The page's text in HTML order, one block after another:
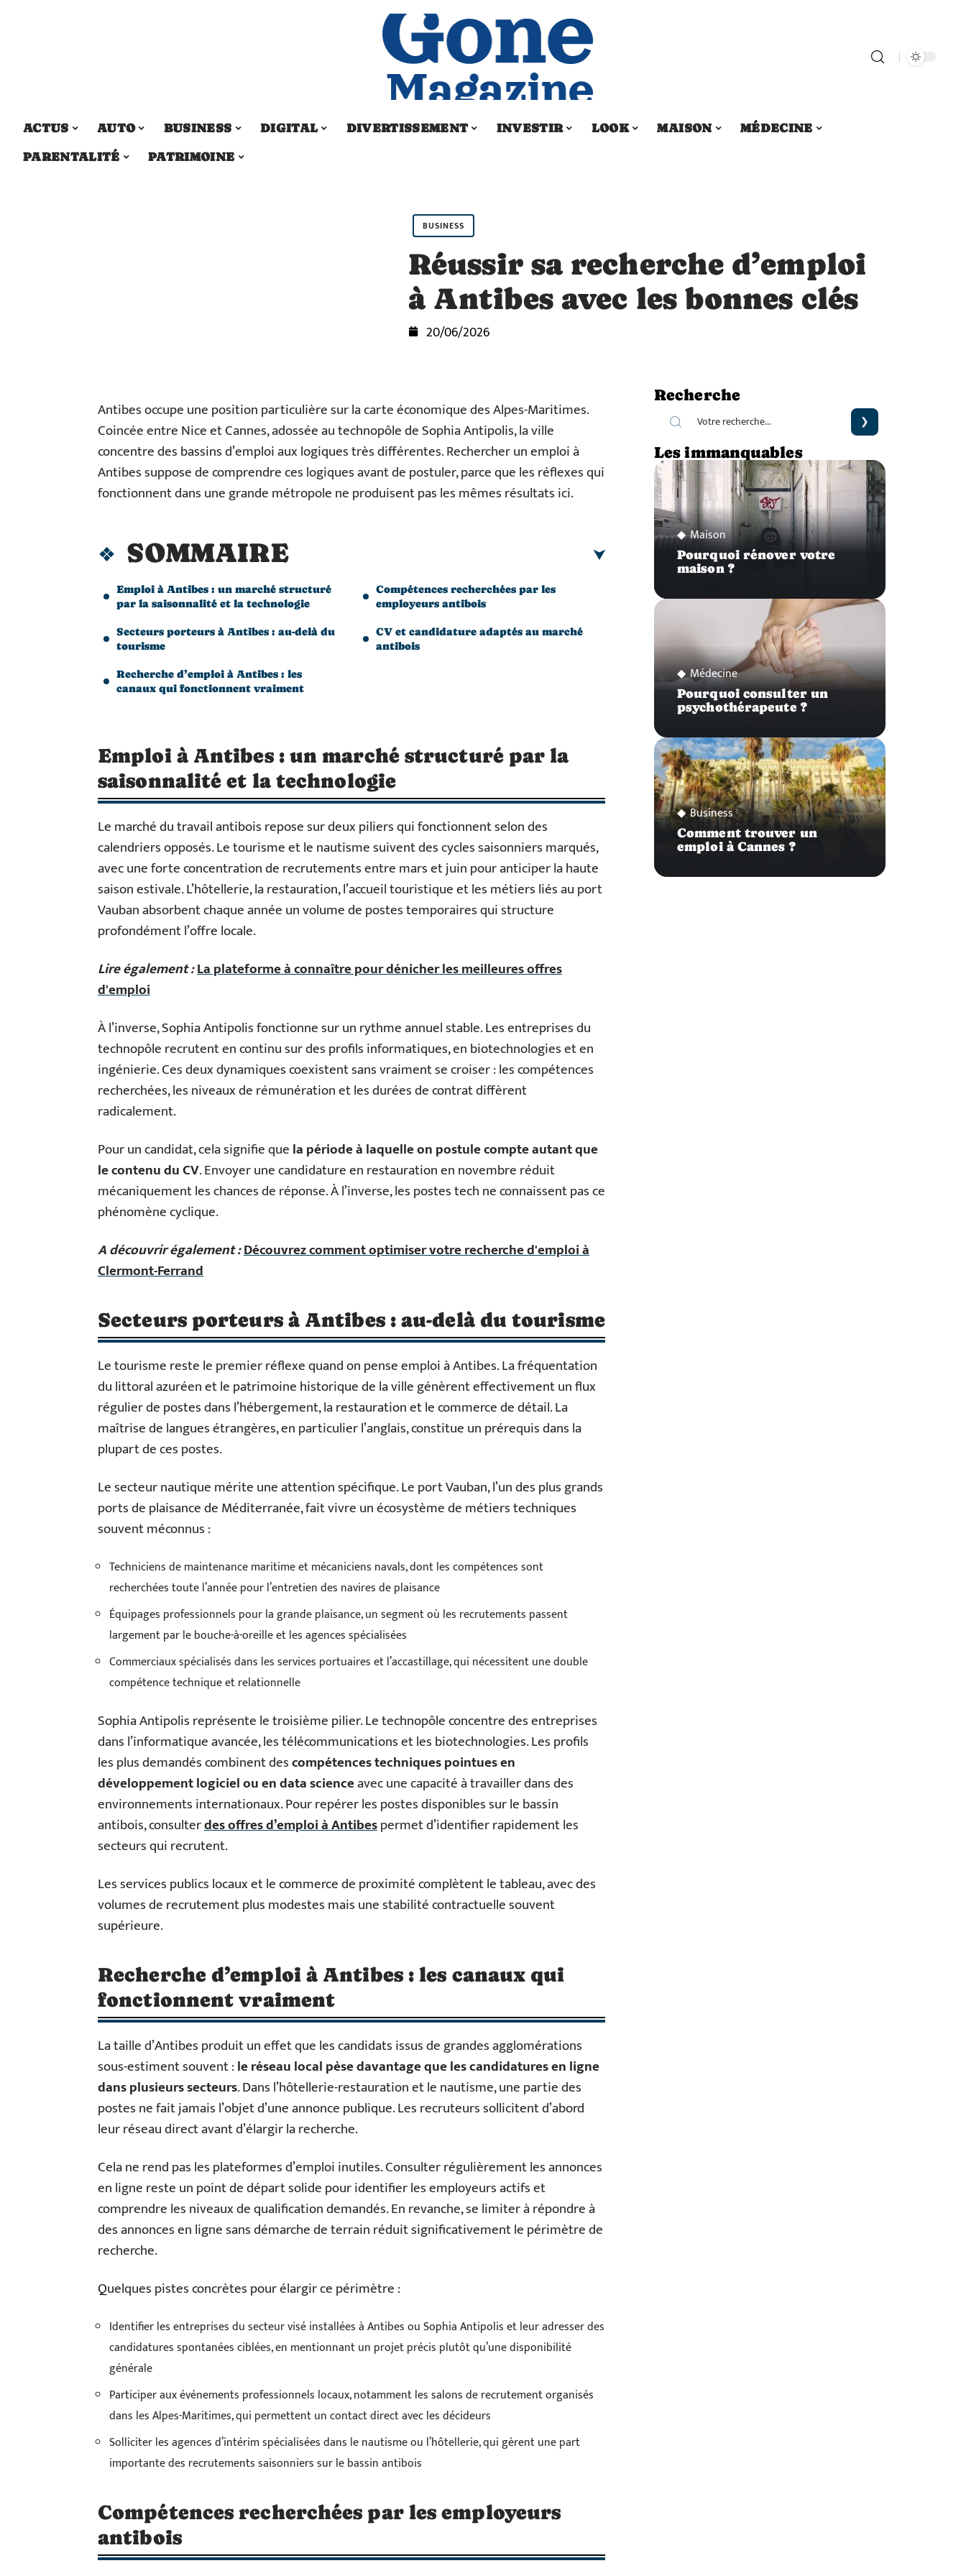
ACTUS AUTO BUSINESS DIGITAL DIVERTISSEMENT INVESTIR LOOK MAISON
MÉDECINE
PARENTALITÉ
PATRIMOINE
BUSINESS
Réussir sa recherche d’emploi
à Antibes avec les bonnes clés
20/06/2026
Antibes occupe une position particulière sur la carte économique des Alpes-Maritimes.
Coincée entre Nice et Cannes, adossée au technopôle de Sophia Antipolis, la ville
concentre des bassins d’emploi aux logiques très différentes. Rechercher un emploi à
Antibes suppose de comprendre ces logiques avant de postuler, parce que les réflexes qui
fonctionnent dans une grande métropole ne produisent pas les mêmes résultats ici.
SOMMAIRE
Emploi à Antibes : un marché structuré
par la saisonnalité et la technologie
Secteurs porteurs à Antibes : au-delà du
tourisme
Recherche d’emploi à Antibes : les
canaux qui fonctionnent vraiment
Compétences recherchées par les
employeurs antibois
CV et candidature adaptés au marché
antibois
Emploi à Antibes : un marché structuré par la
saisonnalité et la technologie
Le marché du travail antibois repose sur deux piliers qui fonctionnent selon des
calendriers opposés. Le tourisme et le nautisme suivent des cycles saisonniers marqués,
avec une forte concentration de recrutements entre mars et juin pour anticiper la haute
saison estivale. L’hôtellerie, la restauration, l’accueil touristique et les métiers liés au port
Vauban absorbent chaque année un volume de postes temporaires qui structure
profondément l’offre locale.
Lire également :La plateforme à connaître pour dénicher les meilleures offres
d'emploi
À l’inverse, Sophia Antipolis fonctionne sur un rythme annuel stable. Les entreprises du
technopôle recrutent en continu sur des profils informatiques, en biotechnologies et en
ingénierie. Ces deux dynamiques coexistent sans vraiment se croiser : les compétences
recherchées, les niveaux de rémunération et les durées de contrat diffèrent
radicalement.
Pour un candidat, cela signifie quela période à laquelle on postule compte autant que
le contenu du CV. Envoyer une candidature en restauration en novembre réduit
mécaniquement les chances de réponse. À l’inverse, les postes tech ne connaissent pas ce
phénomène cyclique.
A découvrir également :Découvrez comment optimiser votre recherche d'emploi à
Clermont-Ferrand
Secteurs porteurs à Antibes : au-delà du tourisme
Le tourisme reste le premier réflexe quand on pense emploi à Antibes. La fréquentation
du littoral azuréen et le patrimoine historique de la ville génèrent effectivement un flux
régulier de postes dans l’hébergement, la restauration et le commerce de détail. La
maîtrise de langues étrangères, en particulier l’anglais, constitue un prérequis dans la
plupart de ces postes.
Le secteur nautique mérite une attention spécifique. Le port Vauban, l’un des plus grands
ports de plaisance de Méditerranée, fait vivre un écosystème de métiers techniques
souvent méconnus :
Techniciens de maintenance maritime et mécaniciens navals, dont les compétences sont
recherchées toute l’année pour l’entretien des navires de plaisance
Équipages professionnels pour la grande plaisance, un segment où les recrutements passent
largement par le bouche-à-oreille et les agences spécialisées
Commerciaux spécialisés dans les services portuaires et l’accastillage, qui nécessitent une double
compétence technique et relationnelle
Sophia Antipolis représente le troisième pilier. Le technopôle concentre des entreprises
dans l’informatique avancée, les télécommunications et les biotechnologies. Les profils
les plus demandés combinent descompétences techniques pointues en
développement logiciel ou en data scienceavec une capacité à travailler dans des
environnements internationaux. Pour repérer les postes disponibles sur le bassin
antibois, consulterdes offres d’emploi à Antibespermet d’identifier rapidement les
secteurs qui recrutent.
Les services publics locaux et le commerce de proximité complètent le tableau, avec des
volumes de recrutement plus modestes mais une stabilité contractuelle souvent
supérieure.
Recherche d’emploi à Antibes : les canaux qui
fonctionnent vraiment
La taille d’Antibes produit un effet que les candidats issus de grandes agglomérations
sous-estiment souvent :le réseau local pèse davantage que les candidatures en ligne
dans plusieurs secteurs. Dans l’hôtellerie-restauration et le nautisme, une partie des
postes ne fait jamais l’objet d’une annonce publique. Les recruteurs sollicitent d’abord
leur réseau direct avant d’élargir la recherche.
Cela ne rend pas les plateformes d’emploi inutiles. Consulter régulièrement les annonces
en ligne reste un point de départ solide pour identifier les employeurs actifs et
comprendre les niveaux de qualification demandés. En revanche, se limiter à répondre à
des annonces en ligne sans démarche de terrain réduit significativement le périmètre de
recherche.
Quelques pistes concrètes pour élargir ce périmètre :
Identifier les entreprises du secteur visé installées à Antibes ou Sophia Antipolis et leur adresser des
candidatures spontanées ciblées, en mentionnant un projet précis plutôt qu’une disponibilité
générale
Participer aux événements professionnels locaux, notamment les salons de recrutement organisés
dans les Alpes-Maritimes, qui permettent un contact direct avec les décideurs
Solliciter les agences d’intérim spécialisées dans le nautisme ou l’hôtellerie, qui gèrent une part
importante des recrutements saisonniers sur le bassin antibois
Compétences recherchées par les employeurs
antibois
Recherche
Les immanquables
Maison
Pourquoi rénover votre
maison ?
Médecine
Pourquoi consulter un
psychothérapeute ?
Business
Comment trouver un
emploi à Cannes ?